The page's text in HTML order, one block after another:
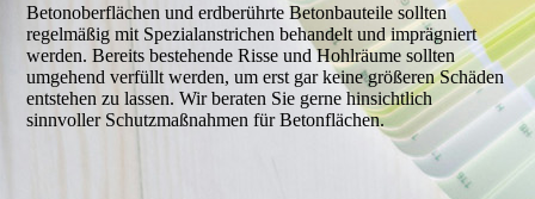
Betonoberflächen und erdberührte Betonbauteile sollten
regelmäßig mit Spezialanstrichen behandelt und imprägniert
werden. Bereits bestehende Risse und Hohlräume sollten
umgehend verfüllt werden, um erst gar keine größeren Schäden
entstehen zu lassen. Wir beraten Sie gerne hinsichtlich
sinnvoller Schutzmaßnahmen für Betonflächen.